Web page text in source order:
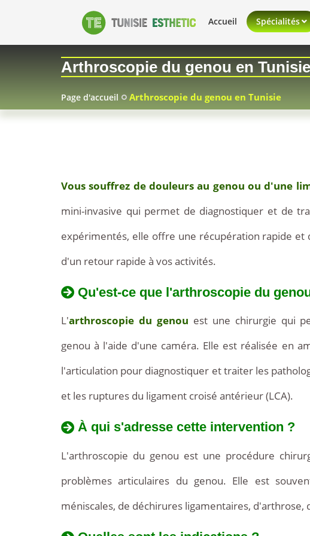
Accueil Spécialités
Arthroscopie du genou en
Page d'accueil Arthroscopie du genou en Tunisie
05
Vous souffrez de douleurs au genou ou d'une
mini-invasive qui permet de diagnostiquer et de
expérimentés, elle offre une récupération rapide
d'un retour rapide à vos activités.
Qu'est-ce que l'arthroscopie du
L'arthroscopie du genou est une chirurgie qui
genou à l'aide d'une caméra. Elle est réalisée en
l'articulation pour diagnostiquer et traiter les
et les ruptures du ligament croisé antérieur (LCA).
À qui s'adresse cette intervention ?
L'arthroscopie du genou est une procédure
problèmes articulaires du genou. Elle est
méniscales, de déchirures ligamentaires,